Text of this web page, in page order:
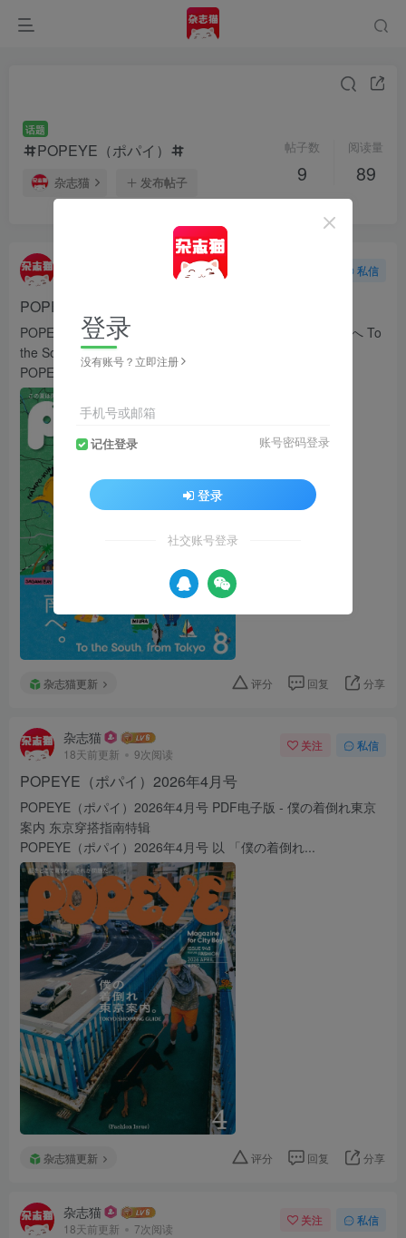
话题
POPEYE（ポパイ）
杂志猫 发布帖子
帖子数
9
阅读量
89
11次阅读
私信
POPEYE（ポパイ）2026年8月号
POPEYE（ポパイ）2026年8月号 PDF电子版 - 東京から南へ To
the South, from Tokyo 夏日城市旅行特辑
POPEYE（ポパイ）2026年8月...
杂志猫更新 评分 回复 分享
杂志猫
18天前更新 9次阅读
关注 私信
POPEYE（ポパイ）2026年4月号
POPEYE（ポパイ）2026年4月号 PDF电子版 - 僕の着倒れ東京
案内 东京穿搭指南特辑
POPEYE（ポパイ）2026年4月号 以 「僕の着倒れ...
杂志猫更新 评分 回复 分享
杂志猫
18天前更新 7次阅读
关注 私信
登录
没有账号？立即注册
手机号或邮箱
记住登录 账号密码登录
登录
社交账号登录